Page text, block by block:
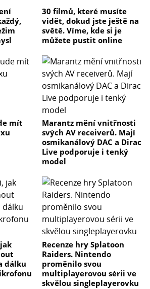
30 filmů, které musíte
vidět, dokud jste ještě na
světě. Víme, kde si je
můžete pustit online
mít
Marantz mění vnitřnosti
svých AV receiverů. Mají
osmikanálový DAC a Dirac
Live podporuje i tenký
model
dálku
Recenze hry Splatoon
Raiders. Nintendo
proměnilo svou
multiplayerovou sérii ve
skvělou singleplayerovku